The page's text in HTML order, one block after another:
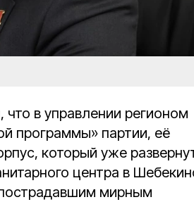
в управлении регионом
программы» партии, её
который уже
центра в
мирным